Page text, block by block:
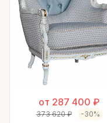
от 287 400 ₽
373 620 ₽ -30%